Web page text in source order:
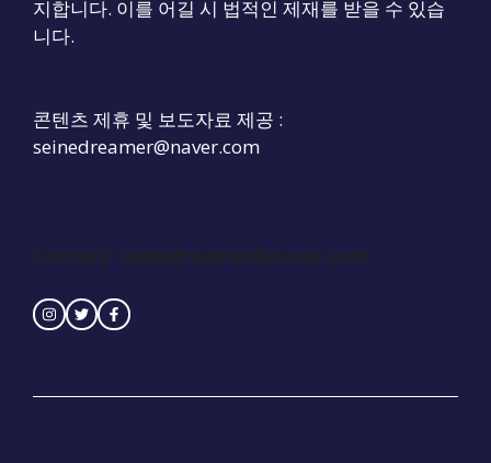
지합니다. 이를 어길 시 법적인 제재를 받을 수 있습
니다.
콘텐츠 제휴 및 보도자료 제공 :
seinedreamer@naver.com
Contact : seinedreamer@naver.com